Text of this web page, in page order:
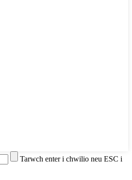
Tarwch enter i chwilio neu ESC i